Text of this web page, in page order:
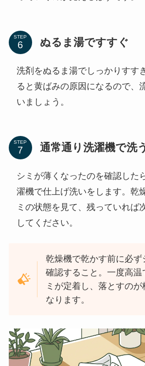
STEP ぬるま湯ですすぐ
洗剤をぬるま湯でしっかりすす
ると黄ばみの原因になるので、
いましょう。
STEP 通常通り洗濯機で洗う
シミが薄くなったのを確認した
濯機で仕上げ洗いをします。乾
ミの状態を見て、残っていれば
してください。
乾燥機で乾かす前に必ず
確認すること。一度高温
ミが定着し、落とすのが
なります。